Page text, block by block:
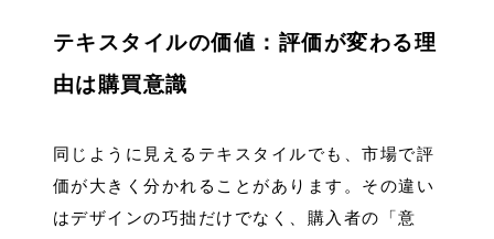
テキスタイルの価値：評価が変わる理
由は購買意識
同じように見えるテキスタイルでも、市場で評
価が大きく分かれることがあります。その違い
はデザインの巧拙だけでなく、購入者の「意